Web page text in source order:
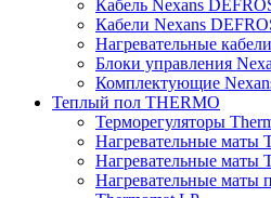
Кабель Nexans
Кабели Nexans
Нагревательные
Блоки управления
Комплектующие
Теплый пол THERMO
Терморегуляторы
Нагревательные маты
Нагревательные маты
Нагревательные маты